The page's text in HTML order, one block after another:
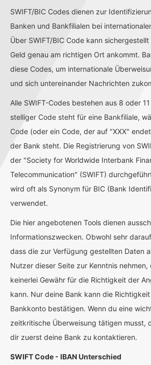
SWIFT/BIC Codes dienen zur
Banken und Bankfilialen bei
Über SWIFT/BIC Code kann
Geld genau am richtigen Ort ankommt.
diese Codes, um internationale
und sich untereinander Nachrichten
Alle SWIFT-Codes bestehen aus 8 oder
stelliger Code steht für eine Bankfiliale,
Code (oder ein Code, der auf "XXX"
der Bank steht. Die Registrierung von
der "Society for Worldwide Interbank
Telecommunication" (SWIFT)
wird oft als Synonym für BIC (Bank
verwendet.
Die hier angebotenen Tools dienen
Informationszwecken. Obwohl sehr
dass die zur Verfügung gestellten Daten
Nutzer dieser Seite zur Kenntnis nehmen,
keinerlei Gewähr für die Richtigkeit der
kann. Nur deine Bank kann die
Bankkonto bestätigen. Wenn du eine
zeitkritische Überweisung tätigen musst,
dir zuerst deine Bank zu kontaktieren.
SWIFT Code - IBAN Unterschied